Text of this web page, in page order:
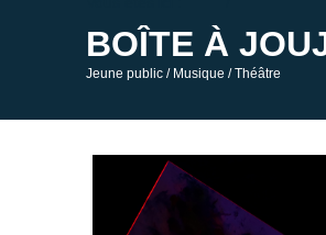
BOÎTE À
Jeune public / Musique / Théâtre